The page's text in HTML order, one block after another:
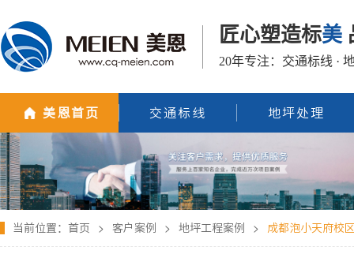
匠心塑造标美
20年专注：交通标线 ·
美恩首页 交通标线 地坪处理
当前位置： 首页 > 客户案例 > 地坪工程案例 > 成都泡小天府校